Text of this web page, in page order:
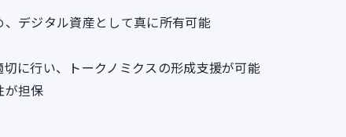
デジタル資産として真に所有可能
に行い、トークノミクスの形成支援が可能
が担保